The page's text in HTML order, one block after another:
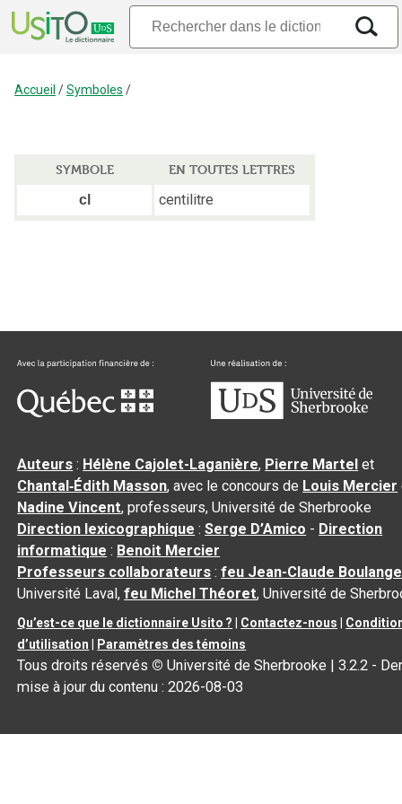
Accueil /Symboles /
SYMBOLE
EN TOUTES LETTRES
cl
centilitre
Auteurs : Hélène Cajolet-Laganière, Pierre Martel et
Chantal‑Édith Masson, avec le concours de Louis Mercier
Nadine Vincent, professeurs, Université de Sherbrooke
Direction lexicographique :Serge D’Amico - Direction
informatique : Benoit Mercier
Professeurs collaborateurs :feu Jean-Claude
Université Laval,feu Michel Théoret, Université de
Qu’est-ce que le dictionnaire Usito ? Contactez-nous
d’utilisation
Paramètres des témoins
Tous droits réservés © Université de Sherbrooke |3.2.2 -
mise à jour du contenu :2026-08-03